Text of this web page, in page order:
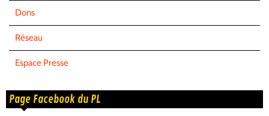
Dons
Réseau
Espace Presse
Page Facebook du PL